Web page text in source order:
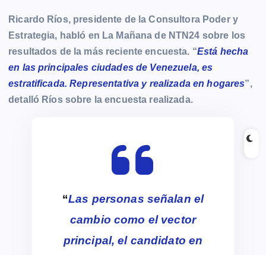
Ricardo Ríos, presidente de la Consultora Poder y
Estrategia, habló en La Mañana de NTN24 sobre los
resultados de la más reciente encuesta. “Está hecha
en las principales ciudades de Venezuela, es
estratificada. Representativa y realizada en hogares”,
detalló Ríos sobre la encuesta realizada.
“Las personas señalan el
cambio como el vector
principal, el candidato en